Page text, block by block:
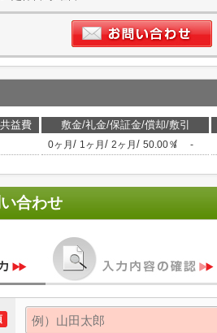
益費 敷金/礼金/保証金/償却/敷引
0ヶ月 / 1ヶ月 / 2ヶ月 / 50.00％/ -
合わせ